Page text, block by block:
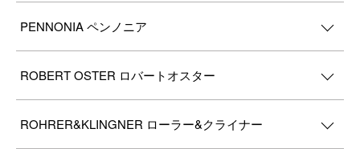
PENNONIA ペンノニア
ROBERT OSTER ロバートオスター
ROHRER&KLINGNER ローラー&クライナー